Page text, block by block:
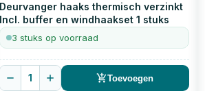
Deurvanger haaks thermisch verzinkt
Incl. buffer en windhaakset 1 stuks
3 stuks op voorraad
1 Toevoegen